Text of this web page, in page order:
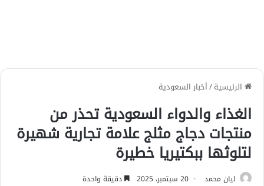
الرئيسية/أخبار السعودية
الغذاء والدواء السعودية تحذر من
منتجات دجاج مثلج علامة تجارية شهيرة
لتلوثها ببكتيريا خطيرة
ليان محمد 20 سبتمبر، 2025 دقيقة واحدة